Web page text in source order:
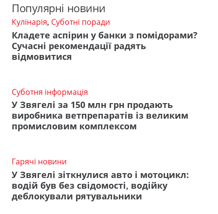
Популярні новини
Кулінарія, Суботні поради
Кладете аспірин у банки з помідорами?
Сучасні рекомендації радять
відмовитися
Суботня інформація
У Звягелі за 150 млн грн продають
виробника ветпрепаратів із великим
промисловим комплексом
Гарячі новини
У Звягелі зіткнулися авто і мотоцикл:
водій був без свідомості, водійку
деблокували рятувальники